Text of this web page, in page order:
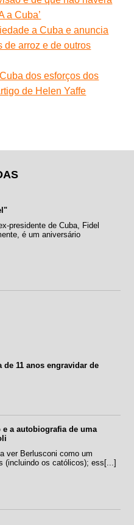
a Cuba’
a Cuba e anuncia
de arroz e de outros
dos esforços dos
de Helen Yaffe
presidente de Cuba, Fidel
é um aniversário
11 anos engravidar de
a autobiografia de uma
ver Berlusconi como um
(incluindo os católicos); ess[...]